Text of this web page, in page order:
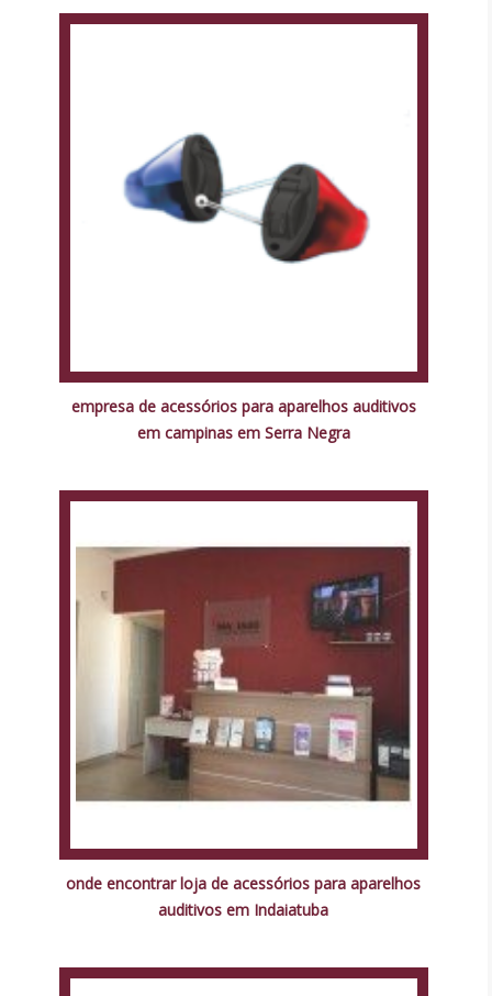
empresa de acessórios para aparelhos auditivos
em campinas em Serra Negra
onde encontrar loja de acessórios para aparelhos
auditivos em Indaiatuba